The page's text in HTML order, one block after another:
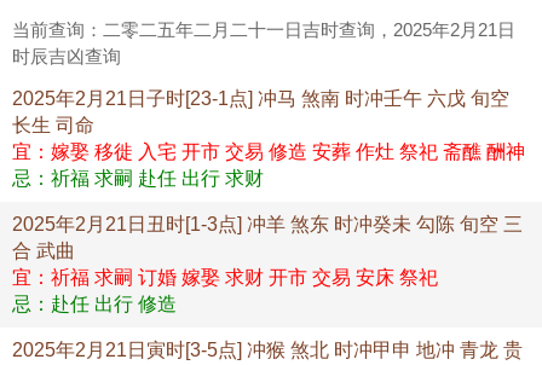
当前查询：二零二五年二月二十一日吉时查询，2025年2月21日
时辰吉凶查询
2025年2月21日子时[23-1点] 冲马 煞南 时冲壬午 六戊 旬空
长生 司命
宜：嫁娶 移徙 入宅 开市 交易 修造 安葬 作灶 祭祀 斋醮 酬神
忌：祈福 求嗣 赴任 出行 求财
2025年2月21日丑时[1-3点] 冲羊 煞东 时冲癸未 勾陈 旬空 三
合 武曲
宜：祈福 求嗣 订婚 嫁娶 求财 开市 交易 安床 祭祀
忌：赴任 出行 修造
2025年2月21日寅时[3-5点] 冲猴 煞北 时冲甲申 地冲 青龙 贵